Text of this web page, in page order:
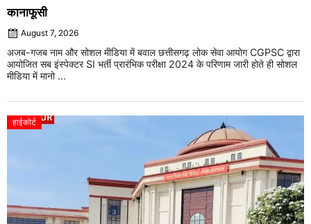
कानाफूसी
August 7, 2026
अजब-गजब नाम और सोशल मीडिया में बवाल छत्तीसगढ़ लोक सेवा आयोग CGPSC द्वारा
आयोजित सब इंस्पेक्टर SI भर्ती प्रारंभिक परीक्षा 2024 के परिणाम जारी होते ही सोशल
मीडिया में मानो ...
हाईकोर्ट